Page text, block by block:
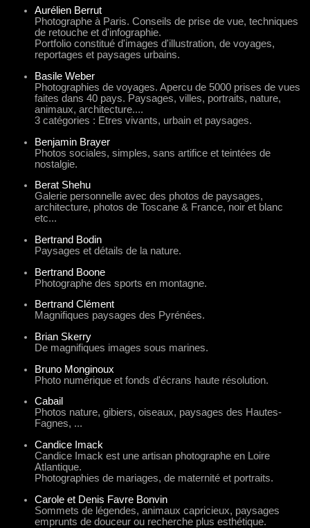
Aurélien Berrut
Photographe à Paris. Conseils de prise de vue, techniques
de retouche et d'infographie.
Portfolio constitué d'images d'illustration, de voyages,
reportages et paysages urbains.
Basile Weber
Photographies de voyages. Apercu de 5000 prises de vues
faites dans 40 pays. Paysages, villes, portraits, nature,
animaux, architecture....
3 catégories : Etres vivants, urbain et paysages.
Benjamin Brayer
Photos sociales, simples, sans artifice et teintées de
nostalgie.
Berat Shehu
Galerie personnelle avec des photos de paysages,
architecture, photos de Toscane & France, noir et blanc
etc...
Bertrand Bodin
Paysages et détails de la nature.
Bertrand Boone
Photographe des sports en montagne.
Bertrand Clément
Magnifiques paysages des Pyrénées.
Brian Skerry
De magnifiques images sous marines.
Bruno Monginoux
Photo numérique et fonds d'écrans haute résolution.
Cabail
Photos nature, gibiers, oiseaux, paysages des Hautes-
Fagnes, ...
Candice Imack
Candice Imack est une artisan photographe en Loire
Atlantique.
Photographies de mariages, de maternité et portraits.
Carole et Denis Favre Bonvin
Sommets de légendes, animaux capricieux, paysages
emprunts de douceur ou recherche plus esthétique.